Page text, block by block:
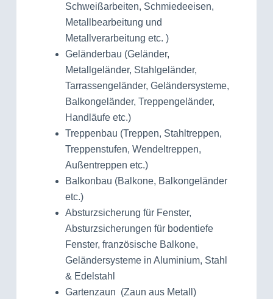
Schweißarbeiten, Schmiedeeisen,
Metallbearbeitung und
Metallverarbeitung etc. )
Geländerbau (Geländer,
Metallgeländer, Stahlgeländer,
Tarrassengeländer, Geländersysteme,
Balkongeländer, Treppengeländer,
Handläufe etc.)
Treppenbau (Treppen, Stahltreppen,
Treppenstufen, Wendeltreppen,
Außentreppen etc.)
Balkonbau (Balkone, Balkongeländer
etc.)
Absturzsicherung für Fenster,
Absturzsicherungen für bodentiefe
Fenster, französische Balkone,
Geländersysteme in Aluminium, Stahl
& Edelstahl
Gartenzaun (Zaun aus Metall)